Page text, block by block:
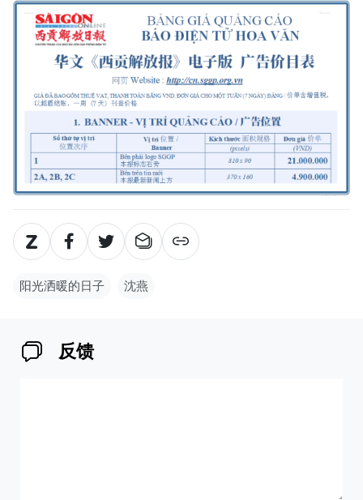
阳光洒暖的日子 沈燕
反馈